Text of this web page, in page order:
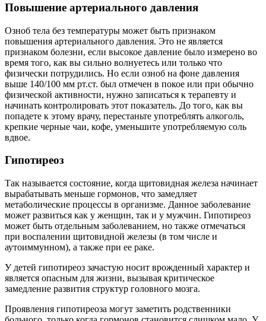
Повышение артериального давления
Озноб тела без температуры может быть признаком
повышения артериального давления. Это не является
признаком болезни, если высокое давление было измерено во
время того, как вы сильно волнуетесь или только что
физически потрудились. Но если озноб на фоне давления
выше 140/100 мм рт.ст. был отмечен в покое или при обычно
физической активности, нужно записаться к терапевту и
начинать контролировать этот показатель. До того, как вы
попадете к этому врачу, перестаньте употреблять алкоголь,
крепкие черные чаи, кофе, уменьшите употребляемую соль
вдвое.
Гипотиреоз
Так называется состояние, когда щитовидная железа начинает
вырабатывать меньше гормонов, что замедляет
метаболические процессы в организме. Данное заболевание
может развиться как у женщин, так и у мужчин. Гипотиреоз
может быть отдельным заболеванием, но также отмечаться
при воспалении щитовидной железы (в том числе и
аутоиммунном), а также при ее раке.
У детей гипотиреоз зачастую носит врожденный характер и
является опасным для жизни, вызывая критическое
замедление развития структур головного мозга.
Проявления гипотиреоза могут заметить родственники